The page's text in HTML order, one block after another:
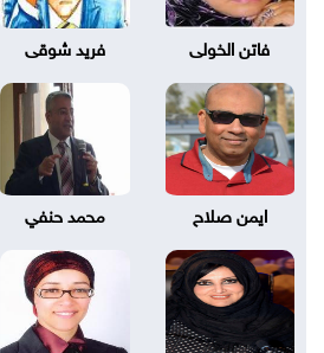
فاتن الخولى فريد شوقى
ايمن صلاح محمد حنفي